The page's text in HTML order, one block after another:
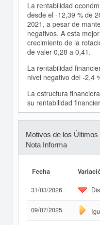
La rentabilidad
desde el -12,39 % de
2021, a pesar de
negativos. A esta
crecimiento de la
de valer 0,28 a 0,41.
La rentabilidad
nivel negativo del -2,4
La estructura
su rentabilidad
Motivos de los
Nota Informa
Fecha
31/03/2026
09/07/2025